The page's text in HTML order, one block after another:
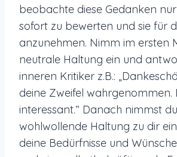
beobachte diese Gedanken
sofort zu bewerten und sie für
anzunehmen. Nimm im ersten
neutrale Haltung ein und
inneren Kritiker z.B.:
deine Zweifel wahrgenommen.
interessant.“ Danach nimmst
wohlwollende Haltung zu dir
deine Bedürfnisse und